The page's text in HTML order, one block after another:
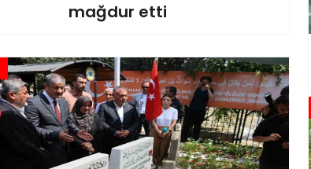
mağdur etti